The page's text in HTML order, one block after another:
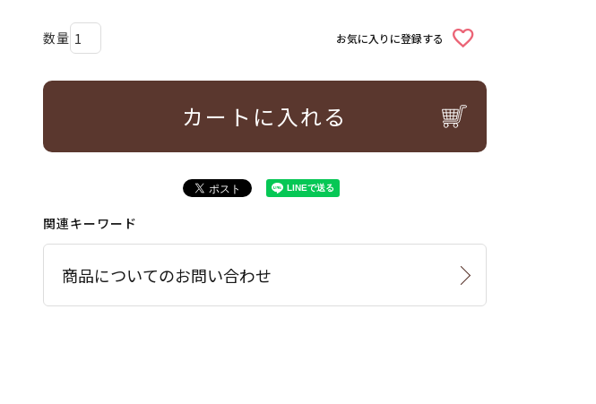
お気に入りに登録する
カートに入れる
関連キーワード
商品についてのお問い合わせ